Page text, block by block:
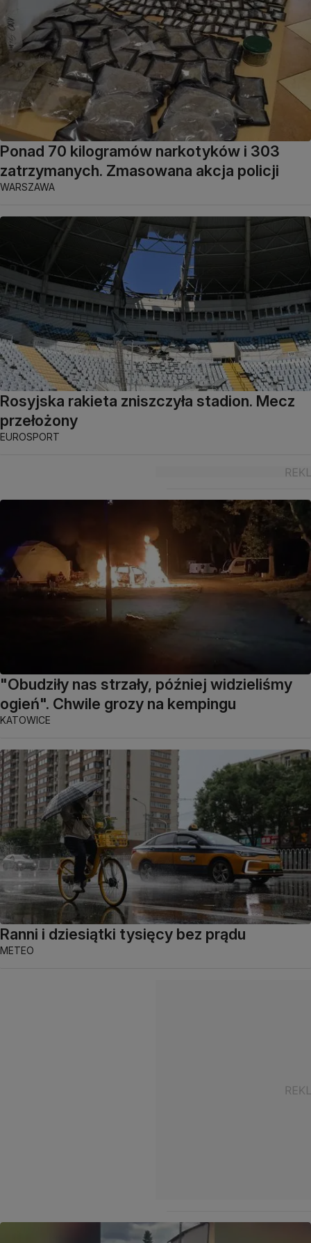
Ponad 70 kilogramów narkotyków i 303
zatrzymanych. Zmasowana akcja policji
WARSZAWA
Rosyjska rakieta zniszczyła stadion. Mecz
przełożony
EUROSPORT
"Obudziły nas strzały, później widzieliśmy
ogień". Chwile grozy na kempingu
KATOWICE
Ranni i dziesiątki tysięcy bez prądu
METEO